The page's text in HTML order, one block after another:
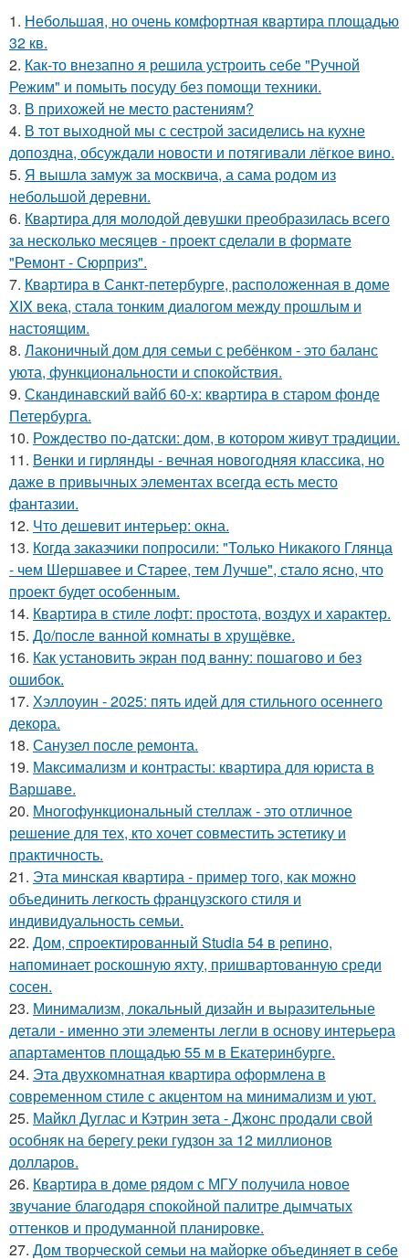
1. Небольшая, но очень комфортная квартира площадью
32 кв.
2. Как-то внезапно я решила устроить себе "Ручной
Режим" и помыть посуду без помощи техники.
3. В прихожей не место растениям?
4. В тот выходной мы с сестрой засиделись на кухне
допоздна, обсуждали новости и потягивали лёгкое вино.
5. Я вышла замуж за москвича, а сама родом из
небольшой деревни.
6. Квартира для молодой девушки преобразилась всего
за несколько месяцев - проект сделали в формате
"Ремонт - Сюрприз".
7. Квартира в Санкт-петербурге, расположенная в доме
XIX века, стала тонким диалогом между прошлым и
настоящим.
8. Лаконичный дом для семьи с ребёнком - это баланс
уюта, функциональности и спокойствия.
9. Скандинавский вайб 60-х: квартира в старом фонде
Петербурга.
10. Рождество по-датски: дом, в котором живут традиции.
11. Венки и гирлянды - вечная новогодняя классика, но
даже в привычных элементах всегда есть место
фантазии.
12. Что дешевит интерьер: окна.
13. Когда заказчики попросили: "Только Никакого Глянца
- чем Шершавее и Старее, тем Лучше", стало ясно, что
проект будет особенным.
14. Квартира в стиле лофт: простота, воздух и характер.
15. До/после ванной комнаты в хрущёвке.
16. Как установить экран под ванну: пошагово и без
ошибок.
17. Хэллоуин - 2025: пять идей для стильного осеннего
декора.
18. Санузел после ремонта.
19. Максимализм и контрасты: квартира для юриста в
Варшаве.
20. Многофункциональный стеллаж - это отличное
решение для тех, кто хочет совместить эстетику и
практичность.
21. Эта минская квартира - пример того, как можно
объединить легкость французского стиля и
индивидуальность семьи.
22. Дом, спроектированный Studia 54 в репино,
напоминает роскошную яхту, пришвартованную среди
сосен.
23. Минимализм, локальный дизайн и выразительные
детали - именно эти элементы легли в основу интерьера
апартаментов площадью 55 м в Екатеринбурге.
24. Эта двухкомнатная квартира оформлена в
современном стиле с акцентом на минимализм и уют.
25. Майкл Дуглас и Кэтрин зета - Джонс продали свой
особняк на берегу реки гудзон за 12 миллионов
долларов.
26. Квартира в доме рядом с МГУ получила новое
звучание благодаря спокойной палитре дымчатых
оттенков и продуманной планировке.
27. Дом творческой семьи на майорке объединяет в себе